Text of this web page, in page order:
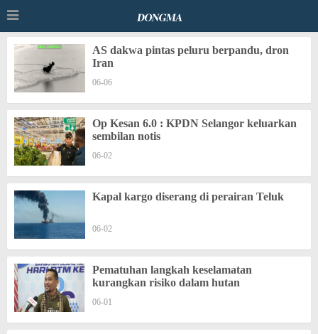
AS dakwa pintas peluru berpandu, dron
Iran
06-06
Op Kesan 6.0 : KPDN Selangor keluarkan
sembilan notis
06-02
Kapal kargo diserang di perairan Teluk
06-02
Pematuhan langkah keselamatan
kurangkan risiko dalam hutan
06-01